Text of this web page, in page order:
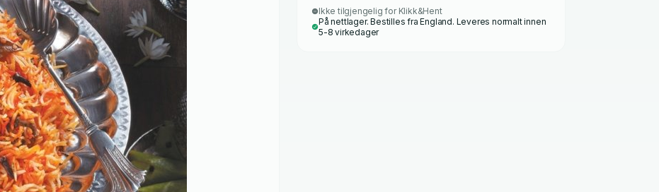
Ikke tilgjengelig for Klikk&Hent
På nettlager. Bestilles fra England. Leveres normalt innen
5-8 virkedager